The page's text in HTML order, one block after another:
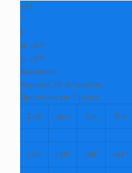
+35
°
C
H: +37°
L: +27°
Καρδίτσα
Κυριακή, 09 Αύγουστος
Πρόγνωση για 7 μέρες
Σαβ
Δευ Τρι Τετ
+36° +38° +40° +41°